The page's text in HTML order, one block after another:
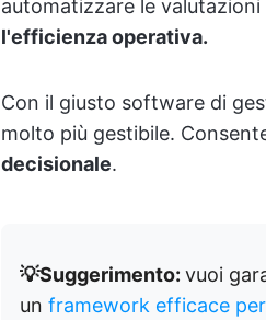
automatizzare le
l'efficienza operativa.
Con il giusto software di
molto più gestibile.
decisionale.
💡Suggerimento: vuoi
un framework efficace